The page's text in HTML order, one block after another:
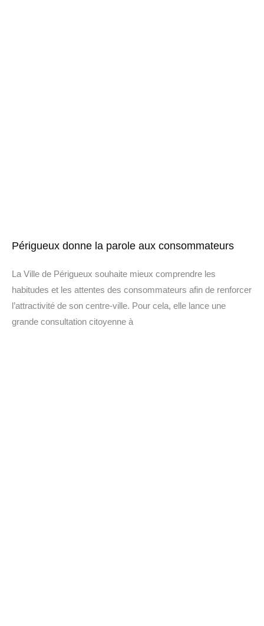
Périgueux donne la parole aux consommateurs
La Ville de Périgueux souhaite mieux comprendre les
habitudes et les attentes des consommateurs afin de renforcer
l’attractivité de son centre-ville. Pour cela, elle lance une
grande consultation citoyenne à